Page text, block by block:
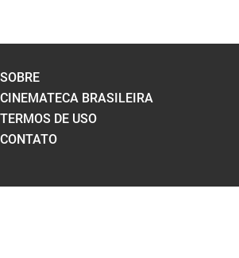
SOBRE
CINEMATECA BRASILEIRA
TERMOS DE USO
CONTATO